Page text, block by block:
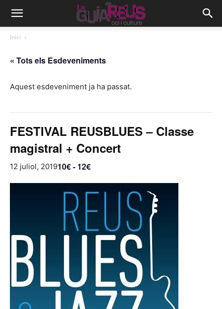
Inici
« Tots els Esdeveniments
Aquest esdeveniment ja ha passat.
FESTIVAL REUSBLUES – Classe
magistral + Concert
12 juliol, 201910€ - 12€